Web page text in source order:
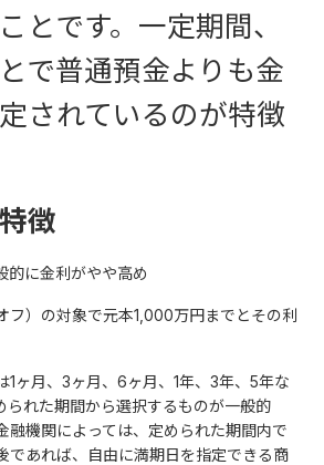
とです。一定期間、
で普通預金よりも金
されているのが特徴
徴
的に金利がやや高め
フ）の対象で元本1,000万円までとその利
1ヶ月、3ヶ月、6ヶ月、1年、3年、5年な
られた期間から選択するものが一般的
融機関によっては、定められた期間内で
であれば、自由に満期日を指定できる商